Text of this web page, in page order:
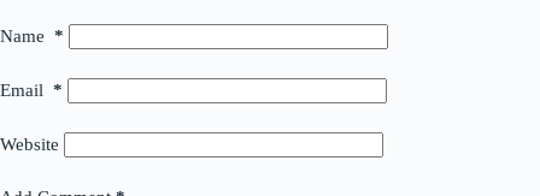
Name *
Email *
Website